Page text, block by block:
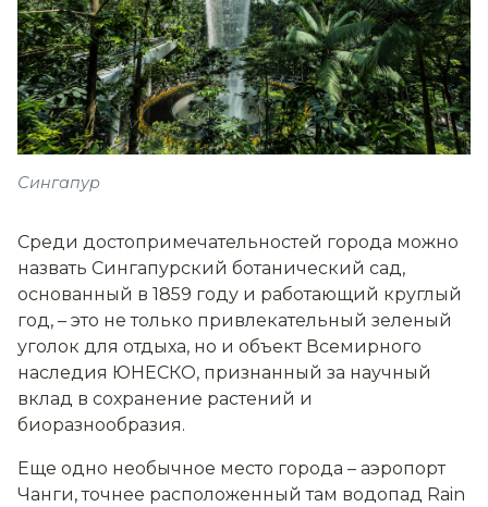
Сингапур
Среди достопримечательностей города можно
назвать Сингапурский ботанический сад,
основанный в 1859 году и работающий круглый
год, – это не только привлекательный зеленый
уголок для отдыха, но и объект Всемирного
наследия ЮНЕСКО, признанный за научный
вклад в сохранение растений и
биоразнообразия.
Еще одно необычное место города – аэропорт
Чанги, точнее расположенный там водопад Rain